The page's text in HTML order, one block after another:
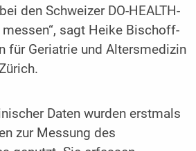
den Schweizer DO-HEALTH-
sagt Heike Bischoff-
für Geriatrie und Altersmedizin
Daten wurden erstmals
zur Messung des